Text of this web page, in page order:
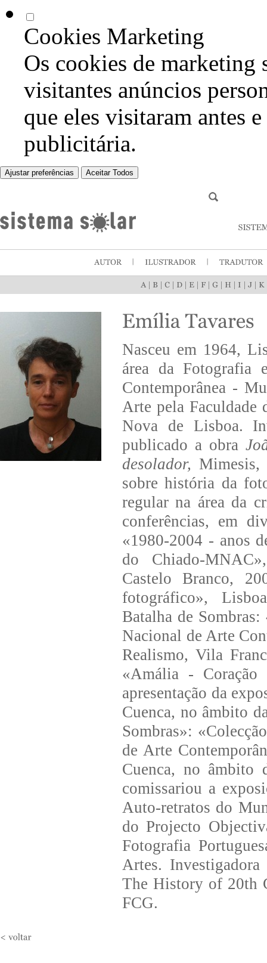
Cookies Marketing
Os cookies de marketing
visitantes anúncios
que eles visitaram antes
publicitária.
Ajustar preferências Aceitar Todos
Nasceu em 1964,
área da Fotografia
Contemporânea -
Arte pela Faculdade
Nova de Lisboa.
publicado a obra
desolador, Mimesis,
sobre história da
regular na área da
conferências, em
«1980-2004 - anos
do Chiado-
Castelo Branco,
fotográfico»,
Batalha de
Nacional de Arte
Realismo, Vila
«Amália - Coração
apresentação da
Cuenca, no âmbito
Sombras»:
de Arte
Cuenca, no âmbito
comissariou a
Auto-retratos do
do Projecto
Fotografia
Artes.
The History of 20th
FCG.